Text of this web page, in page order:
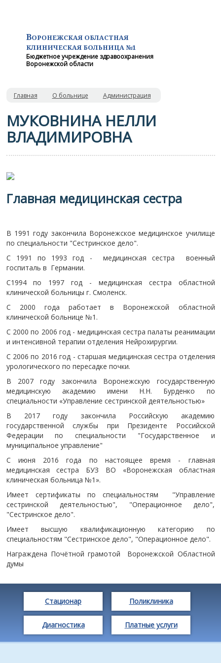
ВОРОНЕЖСКАЯ ОБЛАСТНАЯ
КЛИНИЧЕСКАЯ БОЛЬНИЦА №1
Бюджетное учреждение здравоохранения
Воронежской области
Главная О больнице Администрация
МУКОВНИНА НЕЛЛИ
ВЛАДИМИРОВНА
Главная медицинская сестра
В 1991 году закончила Воронежское медицинское училище
по специальности "Сестринское дело".
С 1991 по 1993 год - медицинская сестра военный
госпиталь в Германии.
С1994 по 1997 год - медицинская сестра областной
клинической больницы г. Смоленск.
С 2000 года работает в Воронежской областной
клинической больнице №1.
С 2000 по 2006 год - медицинская сестра палаты реанимации
и интенсивной терапии отделения Нейрохирургии.
С 2006 по 2016 год - старшая медицинская сестра отделения
урологического по пересадке почки.
В 2007 году закончила Воронежскую государственную
медицинскую академию имени Н.Н. Бурденко по
специальности «Управление сестринской деятельностью»
В 2017 году закончила Российскую академию
государственной службы при Президенте Российской
Федерации по специальности "Государственное и
муниципальное управление"
С июня 2016 года по настоящее время - главная
медицинская сестра БУЗ ВО «Воронежская областная
клиническая больница №1».
Имеет сертификаты по специальностям "Управление
сестринской деятельностью", "Операционное дело",
"Сестринское дело".
Имеет высшую квалификационную категорию по
специальностям "Сестринское дело", "Операционное дело".
Награждена Почётной грамотой Воронежской Областной
думы
Стационар Поликлиника
Диагностика Платные услуги